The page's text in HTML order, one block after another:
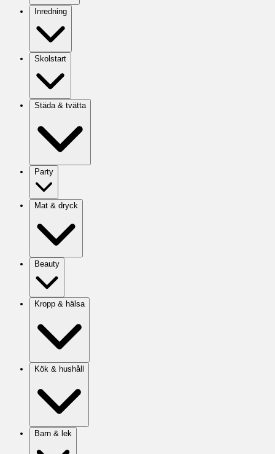
Inredning
Skolstart
Städa & tvätta
Party
Mat & dryck
Beauty
Kropp & hälsa
Kök & hushåll
Barn & lek